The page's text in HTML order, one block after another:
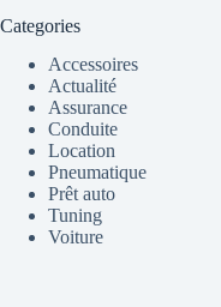
Categories
Accessoires
Actualité
Assurance
Conduite
Location
Pneumatique
Prêt auto
Tuning
Voiture